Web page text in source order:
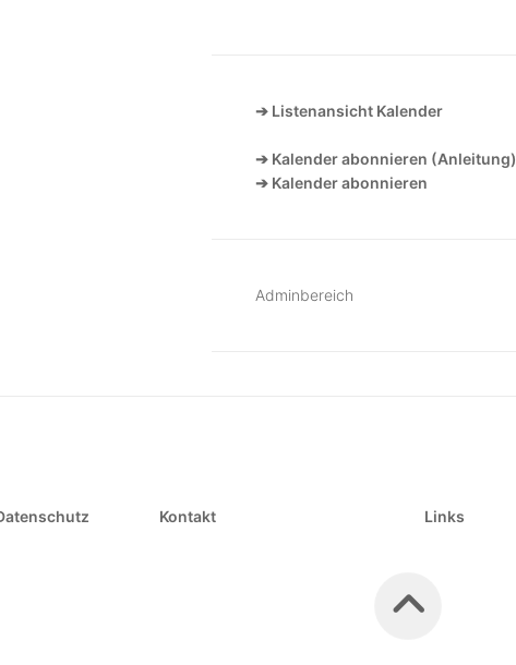
➔ Listenansicht Kalender
➔ Kalender abonnieren (Anleitung)
➔ Kalender abonnieren
Adminbereich
Kontakt Links